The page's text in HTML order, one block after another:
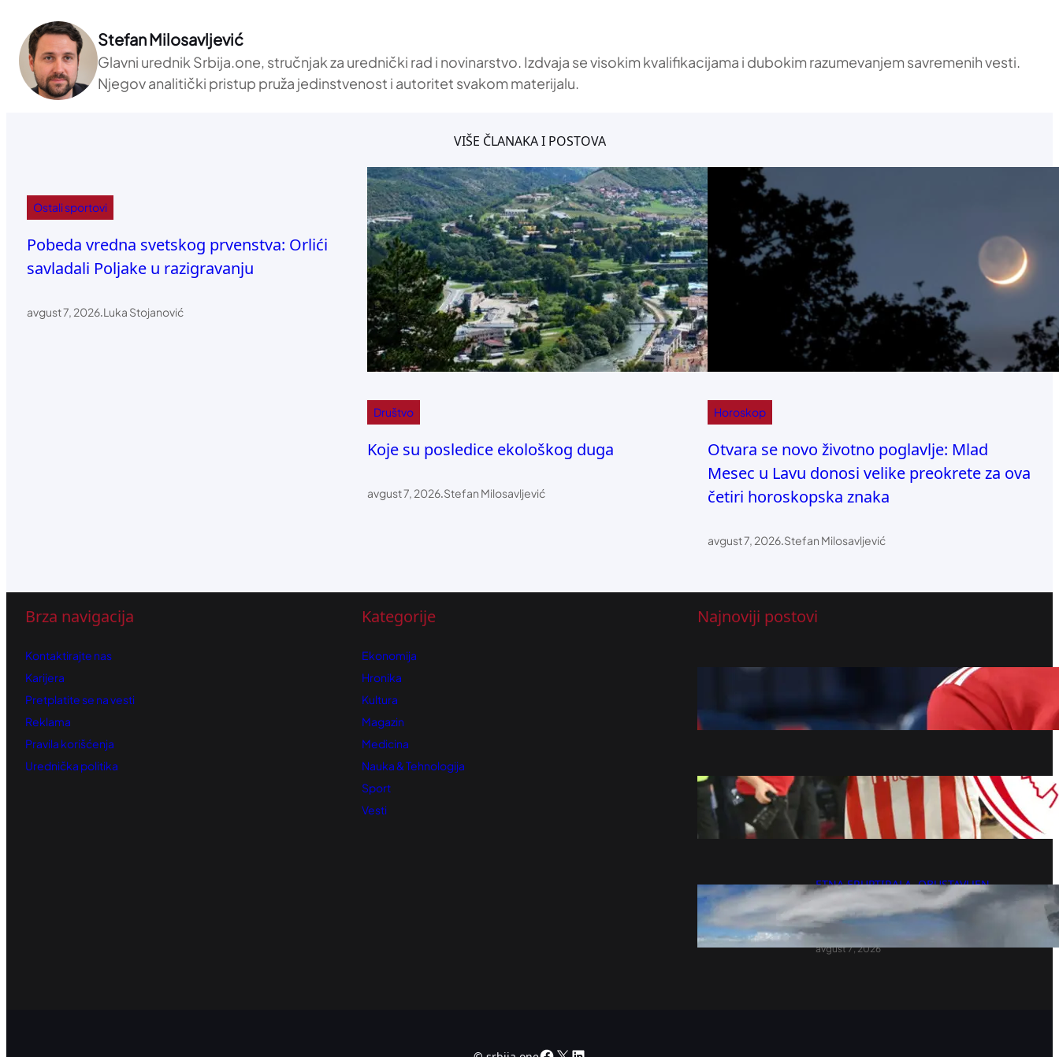
Stefan Milosavljević
Glavni urednik Srbija.one, stručnjak za urednički rad i novinarstvo. Izdvaja se visokim kvalifikacijama i dubokim razumevanjem savremenih vesti.
Njegov analitički pristup pruža jedinstvenost i autoritet svakom materijalu.
VIŠE ČLANAKA I POSTOVA
Ostali sportovi
Pobeda vredna svetskog prvenstva: Orlići
savladali Poljake u razigravanju
avgust 7, 2026.Luka Stojanović
Društvo
Koje su posledice ekološkog duga
avgust 7, 2026.Stefan Milosavljević
Horoskop
Otvara se novo životno poglavlje: Mlad
Mesec u Lavu donosi velike preokrete za ova
četiri horoskopska znaka
avgust 7, 2026.Stefan Milosavljević
Brza navigacija
Kontaktirajte nas
Karijera
Pretplatite se na vesti
Reklama
Pravila korišćenja
Urednička politika
Kategorije
Ekonomija
Hronika
Kultura
Magazin
Medicina
Nauka & Tehnologija
Sport
Vesti
Najnoviji postovi
Litvanija saopštila spisak za avgustovski
prozor, tu je bivši igrač Crvene zvezde
avgust 7, 2026
Poznata sudbina nigerijskog košarkaša u
Zvezdi
avgust 7, 2026
ETNA ERUPTIRALA, OBUSTAVLJEN
AVIOSAOBRAĆAJ! Oblak vulkanskog
pepela prekrio nebo, fontana lave izlazi
iz kratera!
avgust 7, 2026